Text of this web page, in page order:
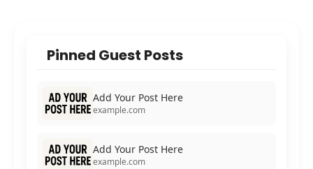
Pinned Guest Posts
Add Your Post Here
example.com
Add Your Post Here
example.com